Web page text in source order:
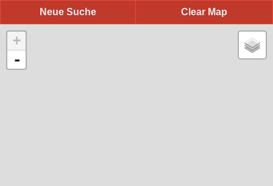
Clear Map
Neue Suche
+
-